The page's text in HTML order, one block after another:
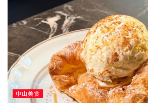
中山美食